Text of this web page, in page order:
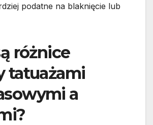
podatne na blaknięcie lub
różnice
tatuażami
a